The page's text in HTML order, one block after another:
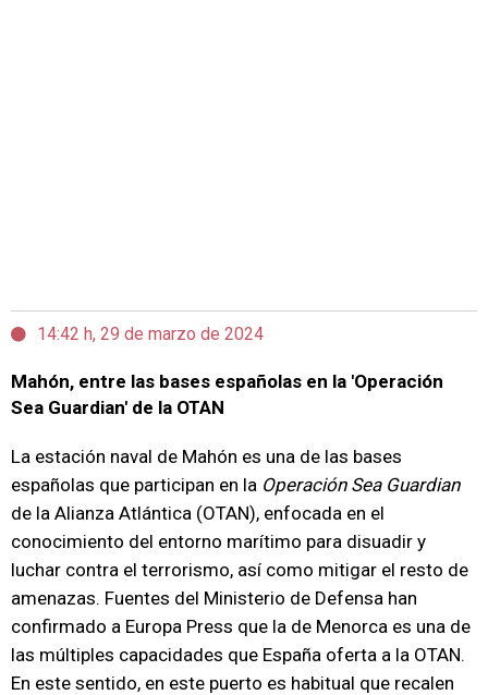
14:42 h, 29 de marzo de 2024
Mahón, entre las bases españolas en la 'Operación
Sea Guardian' de la OTAN
La estación naval de Mahón es una de las bases
españolas que participan en la Operación Sea Guardian
de la Alianza Atlántica (OTAN), enfocada en el
conocimiento del entorno marítimo para disuadir y
luchar contra el terrorismo, así como mitigar el resto de
amenazas. Fuentes del Ministerio de Defensa han
confirmado a Europa Press que la de Menorca es una de
las múltiples capacidades que España oferta a la OTAN.
En este sentido, en este puerto es habitual que recalen